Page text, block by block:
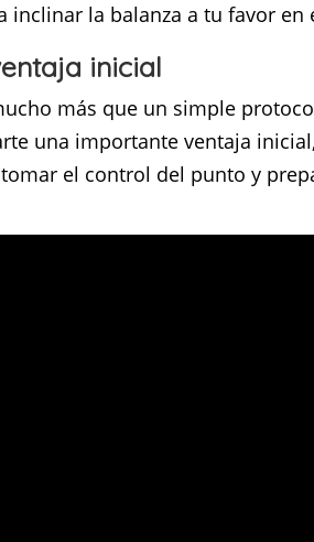
inclinar la balanza a tu favor en
inicial
más que un simple
una importante ventaja
el control del punto y